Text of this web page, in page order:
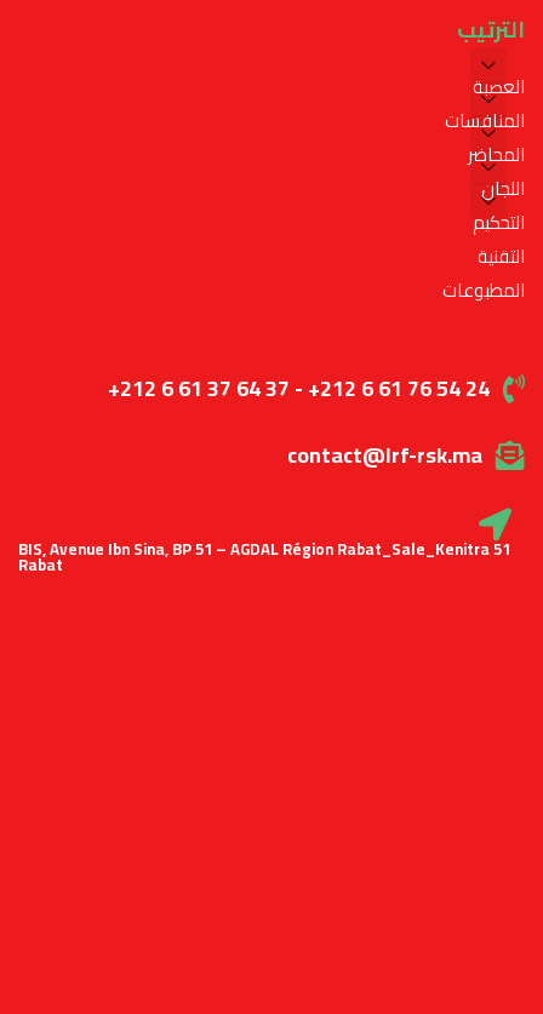
الترتيب
العصبة
المنافسات
المحاضر
اللجان
التحكيم
التقنية
المطبوعات
+212 6 61 37 64 37 - +212 6 61 76 54 24
contact@lrf-rsk.ma
51 BIS, Avenue Ibn Sina, BP 51 – AGDAL Région Rabat_Sale_Kenitra
Rabat